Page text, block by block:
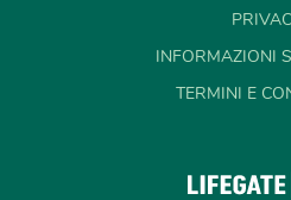
INFORMAZIONI
TERMINI E